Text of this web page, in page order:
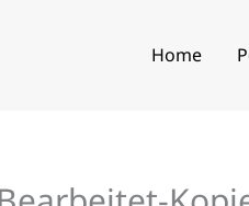
Home